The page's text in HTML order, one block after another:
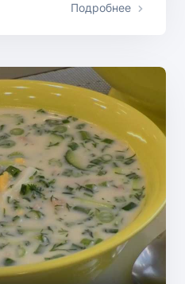
Подробнее